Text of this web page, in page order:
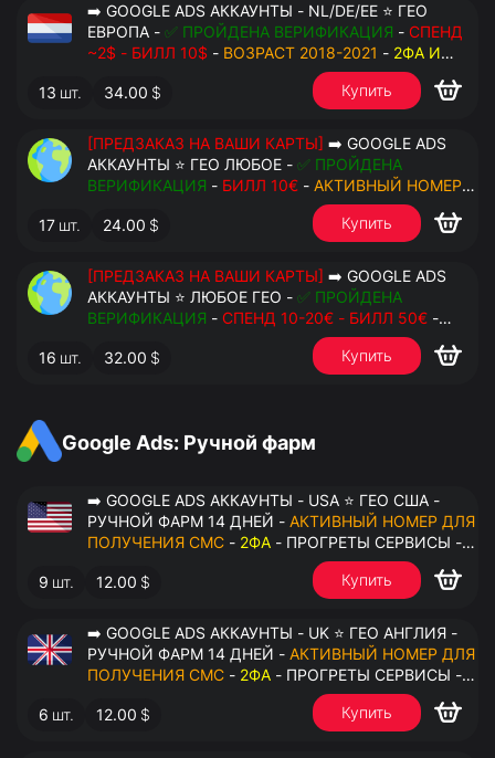
➡️ GOOGLE ADS АККАУНТЫ - NL/DE/EE ⭐ ГЕО
ЕВРОПА - ✅ ПРОЙДЕНА ВЕРИФИКАЦИЯ - СПЕНД
~2$ - БИЛЛ 10$ - ВОЗРАСТ 2018-2021 - 2ФА И
- РУЧНОЙ ФАРМ - РЕЗЕРВНАЯ
ПОЧТА С ДОСТУПОМ - ПЕРЕДАЧА В OCTO
13 шт. 34.00 $ Купить
[ПРЕДЗАКАЗ НА ВАШИ КАРТЫ] ➡️ GOOGLE ADS
АККАУНТЫ ⭐ ГЕО ЛЮБОЕ - ✅ ПРОЙДЕНА
ВЕРИФИКАЦИЯ - БИЛЛ 10€ - АКТИВНЫЙ НОМЕР
2ФА И РЕЗЕРВНЫЕ КОДЫ
- РУЧНОЙ ФАРМ - РЕЗЕРВНАЯ ПОЧТА С
ДОСТУПОМ - ПЕРЕДАЧА В АНТИДЕТЕКТ
17 шт. 24.00 $ Купить
[ПРЕДЗАКАЗ НА ВАШИ КАРТЫ] ➡️ GOOGLE ADS
АККАУНТЫ ⭐ ЛЮБОЕ ГЕО - ✅ ПРОЙДЕНА
ВЕРИФИКАЦИЯ - СПЕНД 10-20€ - БИЛЛ 50€ -
АКТИВНЫЙ НОМЕР ДЛЯ ПОВТОРНЫХ СМС-
И РЕЗЕРВНЫЕ КОДЫ
- РУЧНОЙ ФАРМ -
РЕЗЕРВНАЯ ПОЧТА С ДОСТУПОМ - ПЕРЕДАЧА В
16 шт. 32.00 $ Купить
Google Ads: Ручной фарм
➡️ GOOGLE ADS АККАУНТЫ - USA ⭐ ГЕО США -
РУЧНОЙ ФАРМ 14 ДНЕЙ - АКТИВНЫЙ НОМЕР ДЛЯ
ПОЛУЧЕНИЯ СМС - 2ФА - ПРОГРЕТЫ СЕРВИСЫ -
9 шт. 12.00 $ Купить
➡️ GOOGLE ADS АККАУНТЫ - UK ⭐ ГЕО АНГЛИЯ -
РУЧНОЙ ФАРМ 14 ДНЕЙ - АКТИВНЫЙ НОМЕР ДЛЯ
ПОЛУЧЕНИЯ СМС - 2ФА - ПРОГРЕТЫ СЕРВИСЫ -
6 шт. 12.00 $ Купить